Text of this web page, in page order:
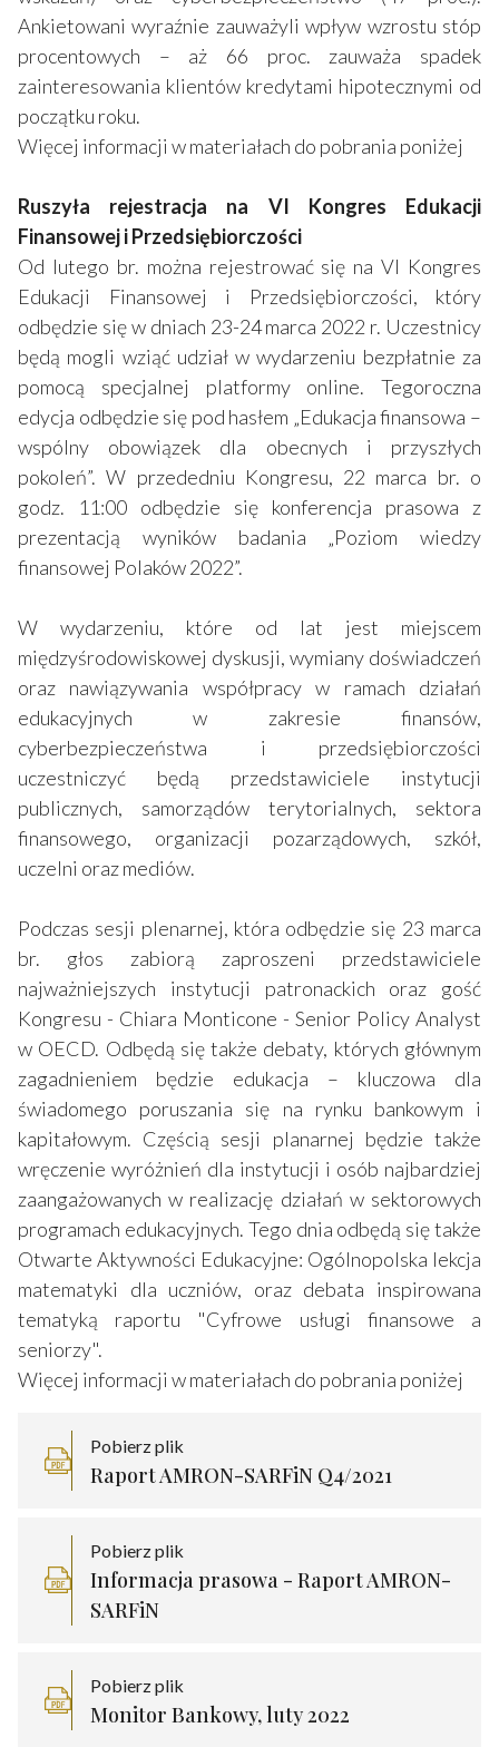
Ankietowani wyraźnie zauważyli wpływ wzrostu stóp
procentowych – aż 66 proc. zauważa spadek
zainteresowania klientów kredytami hipotecznymi od
początku roku.
Więcej informacji w materiałach do pobrania poniżej
Ruszyła rejestracja na VI Kongres Edukacji
Finansowej i Przedsiębiorczości
Od lutego br. można rejestrować się na VI Kongres
Edukacji Finansowej i Przedsiębiorczości, który
odbędzie się w dniach 23-24 marca 2022 r. Uczestnicy
będą mogli wziąć udział w wydarzeniu bezpłatnie za
pomocą specjalnej platformy online. Tegoroczna
edycja odbędzie się pod hasłem „Edukacja finansowa –
wspólny obowiązek dla obecnych i przyszłych
pokoleń”. W przededniu Kongresu, 22 marca br. o
godz. 11:00 odbędzie się konferencja prasowa z
prezentacją wyników badania „Poziom wiedzy
finansowej Polaków 2022”.
W wydarzeniu, które od lat jest miejscem
międzyśrodowiskowej dyskusji, wymiany doświadczeń
oraz nawiązywania współpracy w ramach działań
edukacyjnych w zakresie finansów,
cyberbezpieczeństwa i przedsiębiorczości
uczestniczyć będą przedstawiciele instytucji
publicznych, samorządów terytorialnych, sektora
finansowego, organizacji pozarządowych, szkół,
uczelni oraz mediów.
Podczas sesji plenarnej, która odbędzie się 23 marca
br. głos zabiorą zaproszeni przedstawiciele
najważniejszych instytucji patronackich oraz gość
Kongresu - Chiara Monticone - Senior Policy Analyst
w OECD. Odbędą się także debaty, których głównym
zagadnieniem będzie edukacja – kluczowa dla
świadomego poruszania się na rynku bankowym i
kapitałowym. Częścią sesji planarnej będzie także
wręczenie wyróżnień dla instytucji i osób najbardziej
zaangażowanych w realizację działań w sektorowych
programach edukacyjnych. Tego dnia odbędą się także
Otwarte Aktywności Edukacyjne: Ogólnopolska lekcja
matematyki dla uczniów, oraz debata inspirowana
tematyką raportu "Cyfrowe usługi finansowe a
seniorzy".
Więcej informacji w materiałach do pobrania poniżej
Pobierz plik
Raport AMRON-SARFiN Q4/2021
Pobierz plik
Informacja prasowa - Raport AMRON-
SARFiN
Pobierz plik
Monitor Bankowy, luty 2022